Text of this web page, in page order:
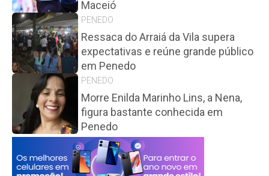
Maceió
PENEDO
Ressaca do Arraiá da Vila supera
expectativas e reúne grande público
em Penedo
PENEDO
Morre Enilda Marinho Lins, a Nena,
figura bastante conhecida em
Penedo